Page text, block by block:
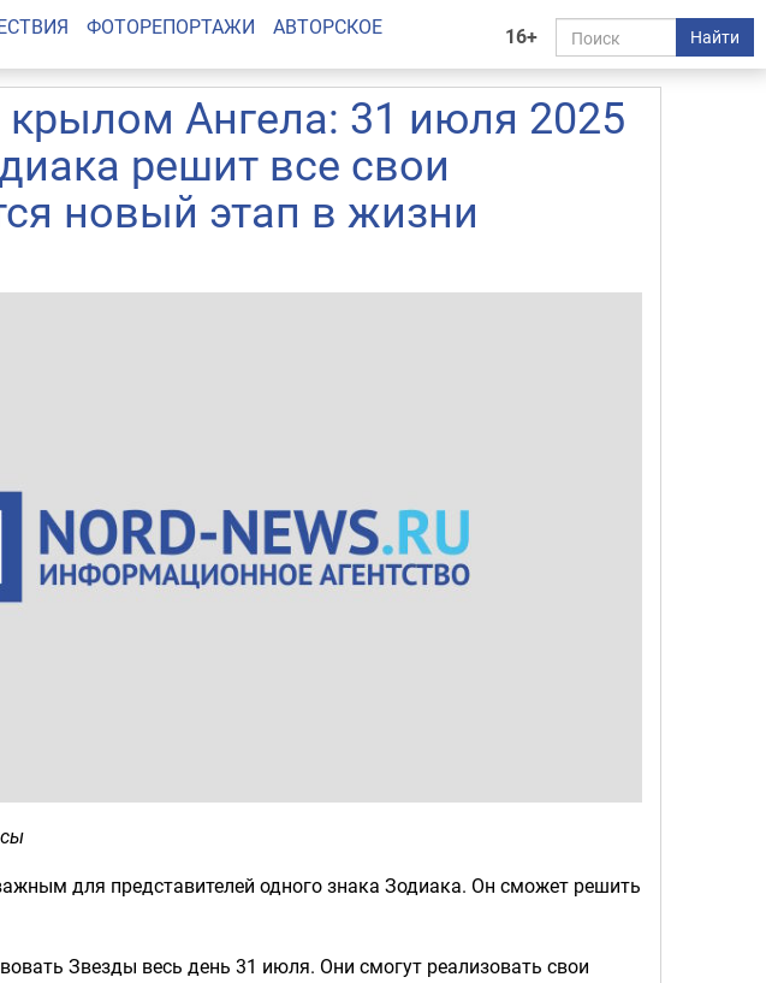
16+ Найти
ФОТОРЕПОРТАЖИ АВТОРСКОЕ
Ангела: 31 июля 2025
решит все свои
новый этап в жизни
для представителей одного знака Зодиака. Он сможет решить
Звезды весь день 31 июля. Они смогут реализовать свои